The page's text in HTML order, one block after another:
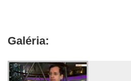
Galéria: